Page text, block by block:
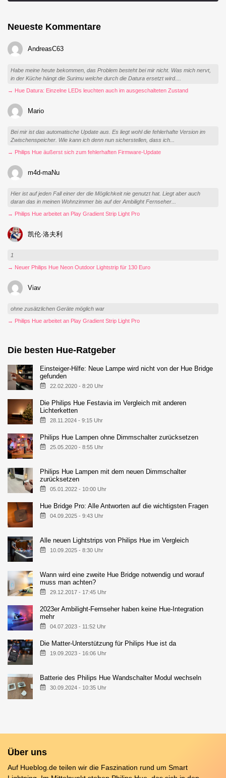
Neueste Kommentare
AndreasC63
Habe meine heute bekommen, das Problem besteht bei mir nicht. Was mich nervt,
in der Küche hängt die Surimu welche durch die Datura ersetzt wird....
→ Hue Datura: Einzelne LEDs leuchten auch im ausgeschalteten Zustand
Mario
Bei mir ist das automatische Update aus. Es liegt wohl die fehlerhafte Version im
Zwischenspeicher. Wie kann ich denn nun sicherstellen, dass ich...
→ Philips Hue äußerst sich zum fehlerhaften Firmware-Update
m4d-maNu
Hier ist auf jeden Fall einer der die Möglichkeit nie genutzt hat. Liegt aber auch
daran das in meinen Wohnzimmer bis auf der Ambilight Fernseher...
→ Philips Hue arbeitet an Play Gradient Strip Light Pro
凯伦·洛夫利
1
→ Neuer Philips Hue Neon Outdoor Lightstrip für 130 Euro
Viav
ohne zusätzlichen Geräte möglich war
→ Philips Hue arbeitet an Play Gradient Strip Light Pro
Die besten Hue-Ratgeber
Einsteiger-Hilfe: Neue Lampe wird nicht von der Hue Bridge
gefunden
22.02.2020 - 8:20 Uhr
Die Philips Hue Festavia im Vergleich mit anderen
Lichterketten
28.11.2024 - 9:15 Uhr
Philips Hue Lampen ohne Dimmschalter zurücksetzen
25.05.2020 - 8:55 Uhr
Philips Hue Lampen mit dem neuen Dimmschalter
zurücksetzen
05.01.2022 - 10:00 Uhr
Hue Bridge Pro: Alle Antworten auf die wichtigsten Fragen
04.09.2025 - 9:43 Uhr
Alle neuen Lightstrips von Philips Hue im Vergleich
10.09.2025 - 8:30 Uhr
Wann wird eine zweite Hue Bridge notwendig und worauf
muss man achten?
29.12.2017 - 17:45 Uhr
2023er Ambilight-Fernseher haben keine Hue-Integration
mehr
04.07.2023 - 11:52 Uhr
Die Matter-Unterstützung für Philips Hue ist da
19.09.2023 - 16:06 Uhr
Batterie des Philips Hue Wandschalter Modul wechseln
30.09.2024 - 10:35 Uhr
Über uns
Auf Hueblog.de teilen wir die Faszination rund um Smart